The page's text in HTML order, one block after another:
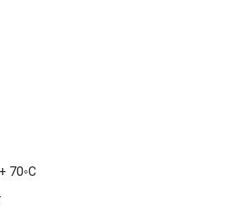
70◦С